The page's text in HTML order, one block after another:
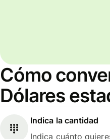
Cómo
Dólares
Indica la cantidad
Indica cuánto